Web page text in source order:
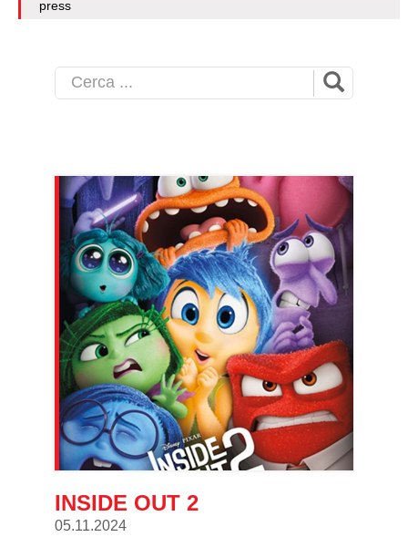
press
INSIDE OUT 2
05.11.2024